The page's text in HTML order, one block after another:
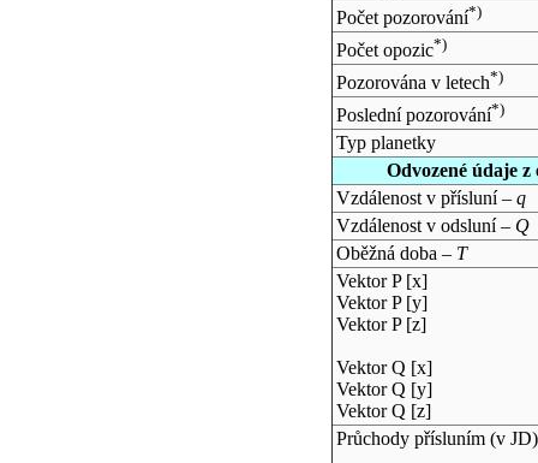
Počet pozorování*)
Počet opozic*)
Pozorována v letech*)
Poslední pozorování*)
Typ planetky
Odvozené údaje
Vzdálenost v přísluní – q
Vzdálenost v odsluní – Q
Oběžná doba – T
Vektor P [x]
Vektor P [y]
Vektor P [z]
Vektor Q [x]
Vektor Q [y]
Vektor Q [z]
Průchody přísluním (v JD)